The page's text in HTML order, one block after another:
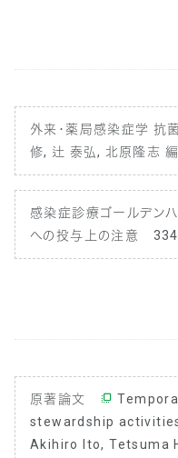
外来・薬局感染症学 抗
修, 辻 泰弘, 北原隆
感染症診療ゴールデン
への投与上の注意
原著論文
stewardship
Akihiro Ito, Tetsuma